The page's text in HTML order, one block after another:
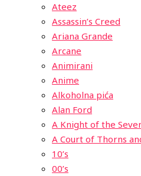
Ateez
Assassin’s Creed
Ariana Grande
Arcane
Animirani
Anime
Alkoholna pića
Alan Ford
A Knight of the
A Court of Thorns
10’s
00’s